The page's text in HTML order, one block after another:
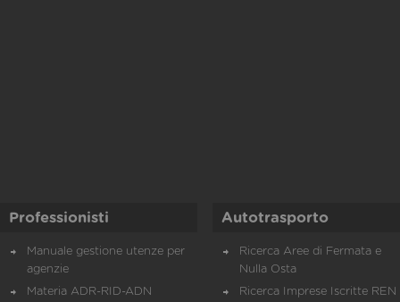
Professionisti
Manuale gestione utenze per
agenzie
Materia ADR-RID-ADN
Autotrasporto
Ricerca Aree di Fermata e
Nulla Osta
Ricerca Imprese Iscritte REN